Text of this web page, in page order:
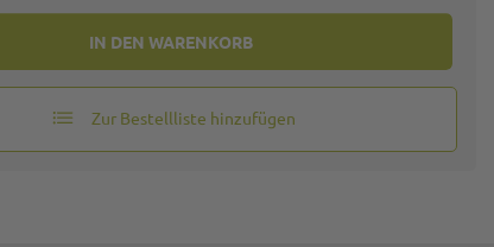
IN DEN WARENKORB
Zur Bestellliste hinzufügen